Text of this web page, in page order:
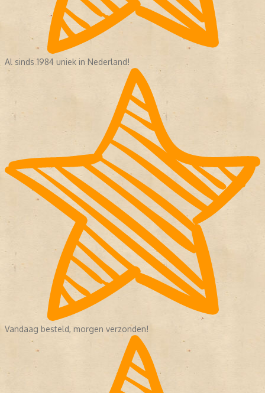
Al sinds 1984 uniek in Nederland!
Vandaag besteld, morgen verzonden!